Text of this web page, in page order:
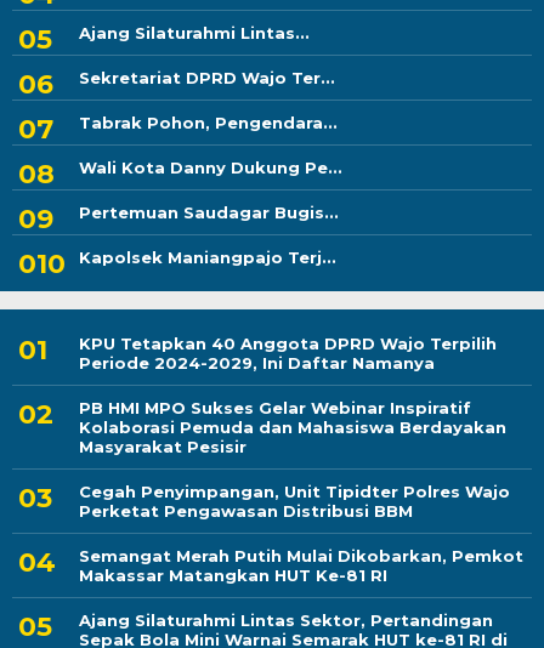
Ajang Silaturahmi Lintas...
Sekretariat DPRD Wajo Ter...
Tabrak Pohon, Pengendara...
Wali Kota Danny Dukung Pe...
Pertemuan Saudagar Bugis...
Kapolsek Maniangpajo Terj...
KPU Tetapkan 40 Anggota DPRD Wajo Terpilih
Periode 2024-2029, Ini Daftar Namanya
PB HMI MPO Sukses Gelar Webinar Inspiratif
Kolaborasi Pemuda dan Mahasiswa Berdayakan
Masyarakat Pesisir
Cegah Penyimpangan, Unit Tipidter Polres Wajo
Perketat Pengawasan Distribusi BBM
Semangat Merah Putih Mulai Dikobarkan, Pemkot
Makassar Matangkan HUT Ke-81 RI
Ajang Silaturahmi Lintas Sektor, Pertandingan
Sepak Bola Mini Warnai Semarak HUT ke-81 RI di